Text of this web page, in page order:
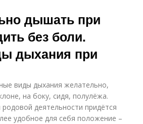
дышать при
без боли.
дыхания при
виды дыхания желательно,
на боку, сидя, полулёжа.
деятельности придётся
удобное для себя положение –